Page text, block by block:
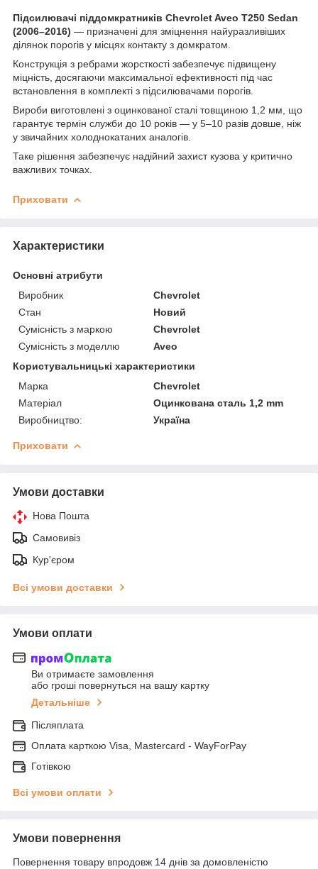
Підсилювачі піддомкратників Chevrolet Aveo T250 Sedan
(2006–2016) — призначені для зміцнення найуразливіших
ділянок порогів у місцях контакту з домкратом.
Конструкція з ребрами жорсткості забезпечує підвищену
міцність, досягаючи максимальної ефективності під час
встановлення в комплекті з підсилювачами порогів.
Вироби виготовлені з оцинкованої сталі товщиною 1,2 мм, що
гарантує термін служби до 10 років — у 5–10 разів довше, ніж
у звичайних холоднокатаних аналогів.
Таке рішення забезпечує надійний захист кузова у критично
важливих точках.
Приховати
Характеристики
Основні атрибути
Виробник
Chevrolet
Стан
Новий
Сумісність з маркою
Chevrolet
Сумісність з моделлю
Aveo
Користувальницькі характеристики
Марка
Chevrolet
Матеріал
Оцинкована сталь 1,2 mm
Виробництво:
Україна
Приховати
Умови доставки
Нова Пошта
Самовивіз
Кур'єром
Всі умови доставки
Умови оплати
Ви отримаєте замовлення
або гроші повернуться на вашу картку
Детальніше
Післяплата
Оплата карткою Visa, Mastercard - WayForPay
Готівкою
Всі умови оплати
Умови повернення
Повернення товару впродовж 14 днів за домовленістю